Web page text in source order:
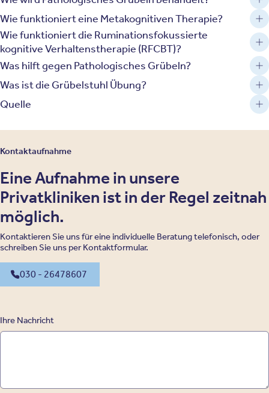
Wie funktioniert eine Metakognitiven Therapie?
Wie funktioniert die Ruminationsfokussierte
kognitive Verhaltenstherapie (RFCBT)?
Was hilft gegen Pathologisches Grübeln?
Was ist die Grübelstuhl Übung?
Quelle
Kontaktaufnahme
Eine Aufnahme in unsere
Privatkliniken ist in der Regel zeitnah
möglich.
Kontaktieren Sie uns für eine individuelle Beratung telefonisch, oder
schreiben Sie uns per Kontaktformular.
030 - 26478607
Ihre Nachricht